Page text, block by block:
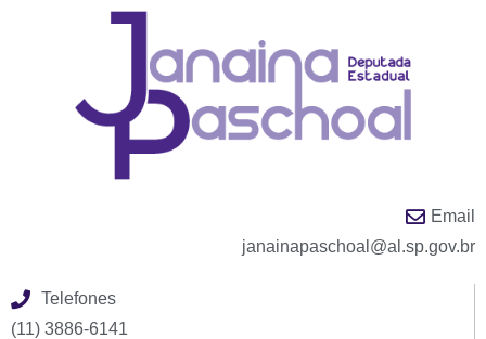
Email
janainapaschoal@al.sp.gov.br
Telefones
(11) 3886-6141